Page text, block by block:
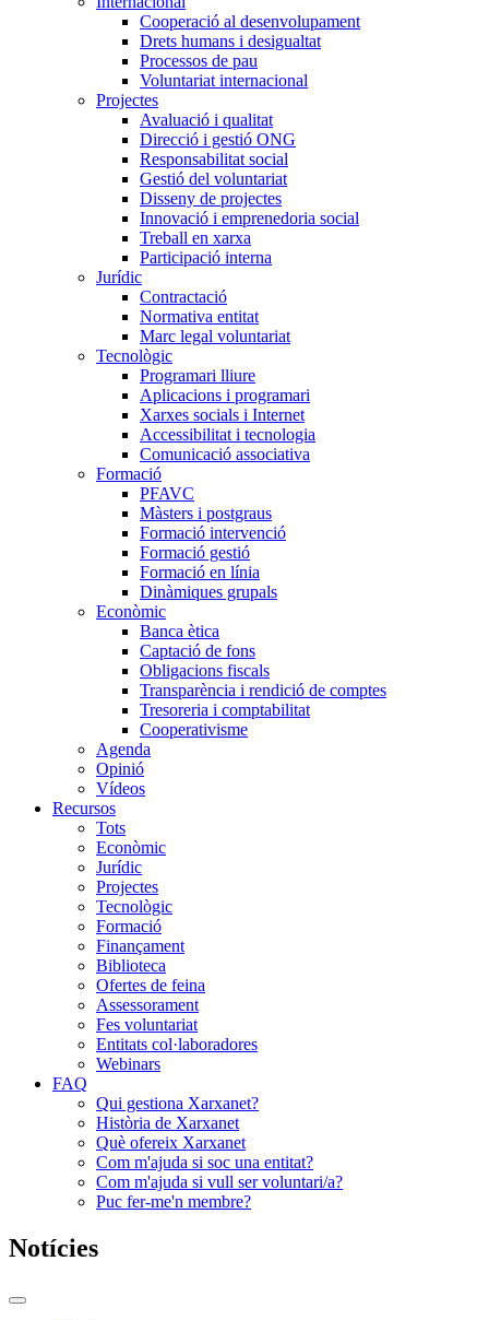
Cooperació al desenvolupament
Drets humans i desigualtat
Processos de pau
Voluntariat internacional
Projectes
Avaluació i qualitat
Direcció i gestió ONG
Responsabilitat social
Gestió del voluntariat
Disseny de projectes
Innovació i emprenedoria social
Treball en xarxa
Participació interna
Jurídic
Contractació
Normativa entitat
Marc legal voluntariat
Tecnològic
Programari lliure
Aplicacions i programari
Xarxes socials i Internet
Accessibilitat i tecnologia
Comunicació associativa
Formació
PFAVC
Màsters i postgraus
Formació intervenció
Formació gestió
Formació en línia
Dinàmiques grupals
Econòmic
Banca ètica
Captació de fons
Obligacions fiscals
Transparència i rendició de comptes
Tresoreria i comptabilitat
Cooperativisme
Agenda
Opinió
Vídeos
Recursos
Tots
Econòmic
Jurídic
Projectes
Tecnològic
Formació
Finançament
Biblioteca
Ofertes de feina
Assessorament
Fes voluntariat
Entitats col·laboradores
Webinars
FAQ
Qui gestiona Xarxanet?
Història de Xarxanet
Què ofereix Xarxanet
Com m'ajuda si soc una entitat?
Com m'ajuda si vull ser voluntari/a?
Puc fer-me'n membre?
Notícies
Commutador